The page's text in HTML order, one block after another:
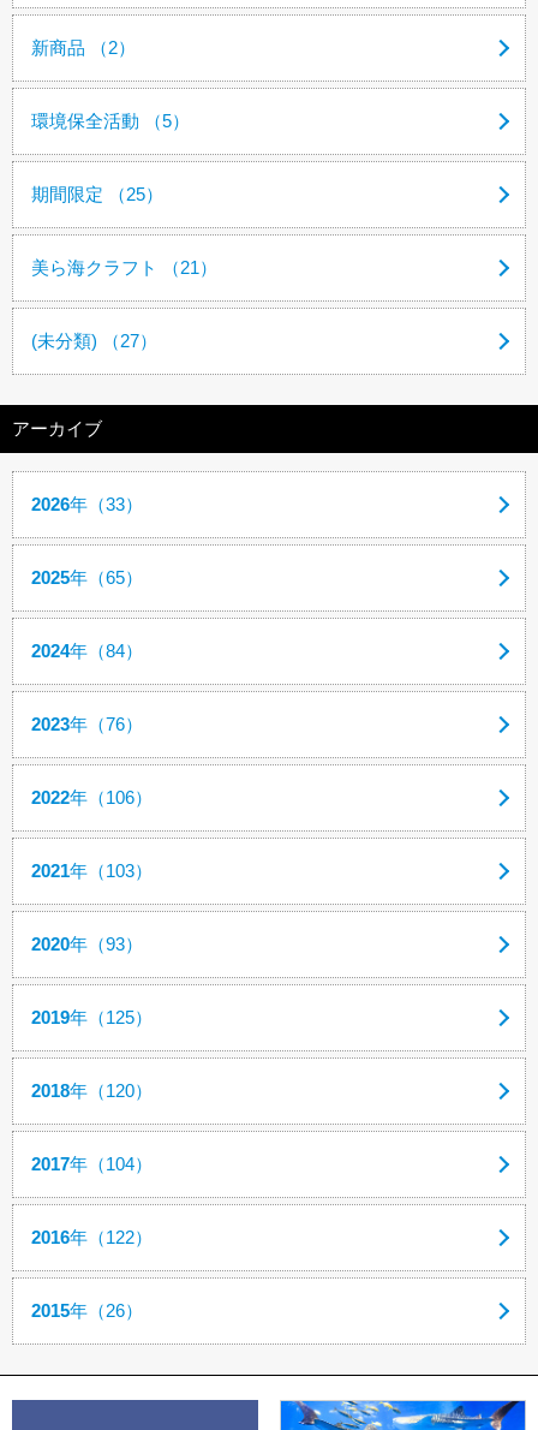
新商品 （2）
環境保全活動 （5）
期間限定 （25）
美ら海クラフト （21）
(未分類) （27）
アーカイブ
2026年（33）
2025年（65）
2024年（84）
2023年（76）
2022年（106）
2021年（103）
2020年（93）
2019年（125）
2018年（120）
2017年（104）
2016年（122）
2015年（26）